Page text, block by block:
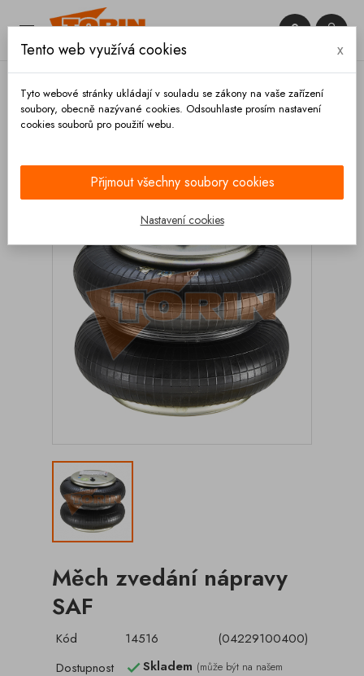
 

Měch zvedání nápravy
SAF
Kód 14516
(04229100400)
Dostupnost
Skladem (může být na našem
Tento web využívá cookies x
Tyto webové stránky ukládají v souladu se zákony na vaše zařízení
soubory, obecně nazývané cookies. Odsouhlaste prosím nastavení
cookies souborů pro použití webu.
Přijmout všechny soubory cookies
Nastavení cookies